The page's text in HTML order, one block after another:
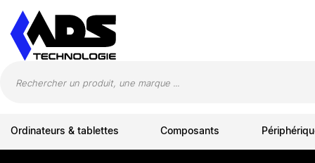
Ordinateurs & tablettes Composants